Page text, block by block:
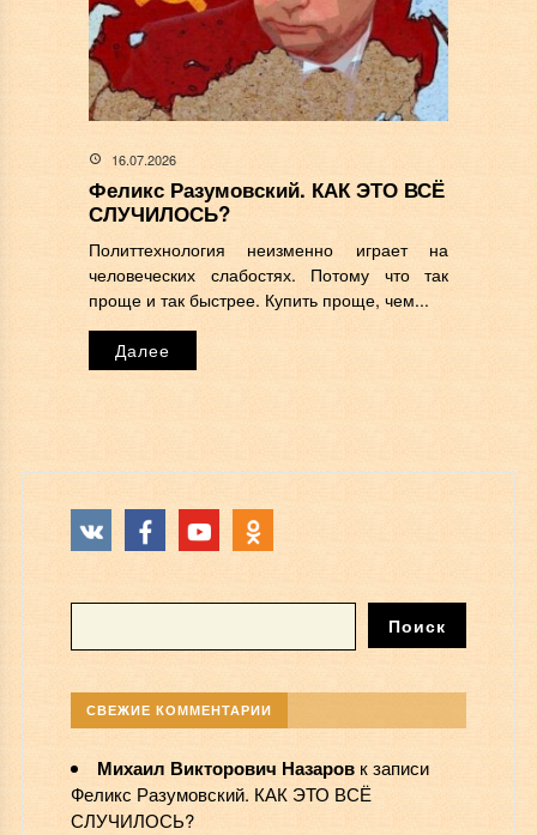
16.07.2026
Феликс Разумовский. КАК ЭТО ВСЁ
СЛУЧИЛОСЬ?
Политтехнология неизменно играет на
человеческих слабостях. Потому что так
проще и так быстрее. Купить проще, чем...
Далее
СВЕЖИЕ КОММЕНТАРИИ
Михаил Викторович Назаровк записи
Феликс Разумовский. КАК ЭТО ВСЁ
СЛУЧИЛОСЬ?